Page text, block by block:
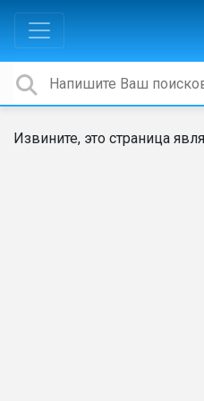
Извините, это страница